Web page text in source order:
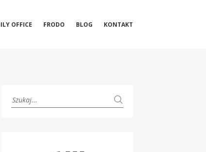
OFFICE FRODO BLOG KONTAKT